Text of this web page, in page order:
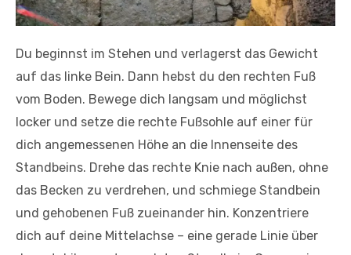
Du beginnst im Stehen und verlagerst das Gewicht
auf das linke Bein. Dann hebst du den rechten Fuß
vom Boden. Bewege dich langsam und möglichst
locker und setze die rechte Fußsohle auf einer für
dich angemessenen Höhe an die Innenseite des
Standbeins. Drehe das rechte Knie nach außen, ohne
das Becken zu verdrehen, und schmiege Standbein
und gehobenen Fuß zueinander hin. Konzentriere
dich auf deine Mittelachse – eine gerade Linie über